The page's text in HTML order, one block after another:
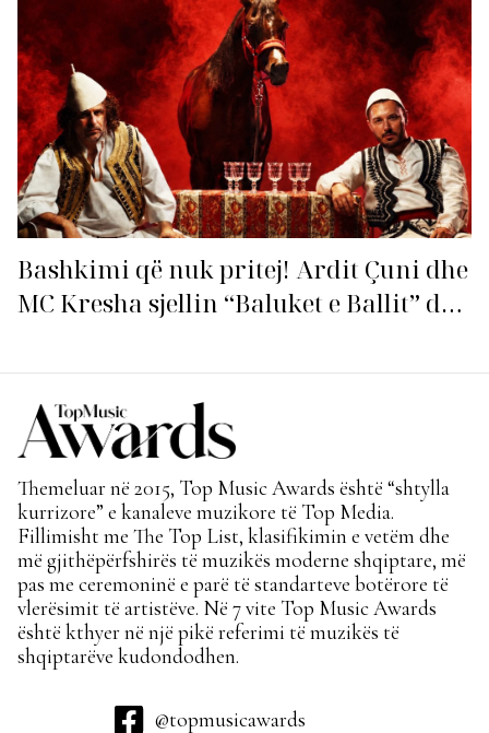
Bashkimi që nuk pritej! Ardit Çuni dhe
MC Kresha sjellin “Baluket e Ballit” dhe
Themeluar në 2015, Top Music Awards është “shtylla
kurrizore” e kanaleve muzikore të Top Media.
Fillimisht me The Top List, klasifikimin e vetëm dhe
më gjithëpërfshirës të muzikës moderne shqiptare, më
pas me ceremoninë e parë të standarteve botërore të
vlerësimit të artistëve. Në 7 vite Top Music Awards
është kthyer në një pikë referimi të muzikës të
shqiptarëve kudondodhen.
@topmusicawards